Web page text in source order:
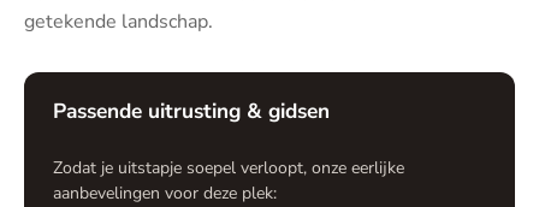
getekende landschap.
Passende uitrusting & gidsen
Zodat je uitstapje soepel verloopt, onze eerlijke
aanbevelingen voor deze plek: